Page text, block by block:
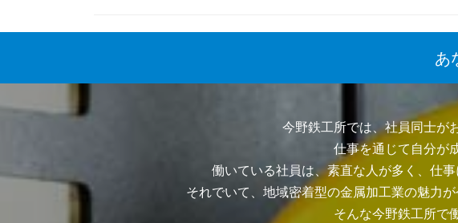
あ
今野鉄工所では、社員同士が
仕事を通じて自分が
働いている社員は、素直な人が多く、仕
それでいて、地域密着型の金属加工業の魅力
そんな今野鉄工所で